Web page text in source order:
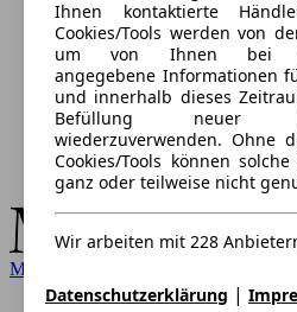
Mercedes-Benz
Ihnen kontaktierte
Cookies/Tools werden von
um von Ihnen bei
angegebene Informationen
und innerhalb dieses
Befüllung neuer
wiederzuverwenden. Ohne
Cookies/Tools können
ganz oder teilweise nicht
Wir arbeiten mit 228
Datenschutzerklärung |